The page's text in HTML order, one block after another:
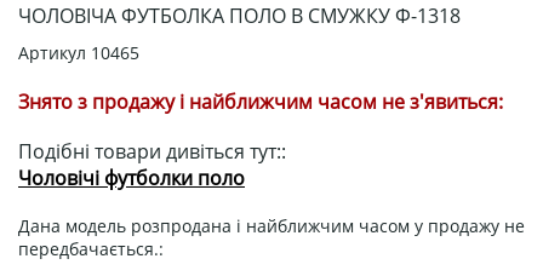
ЧОЛОВІЧА ФУТБОЛКА ПОЛО В СМУЖКУ Ф-1318
Артикул 10465
Знято з продажу і найближчим часом не з'явиться:
Подібні товари дивіться тут::
Чоловічі футболки поло
Дана модель розпродана і найближчим часом у продажу не
передбачається.: